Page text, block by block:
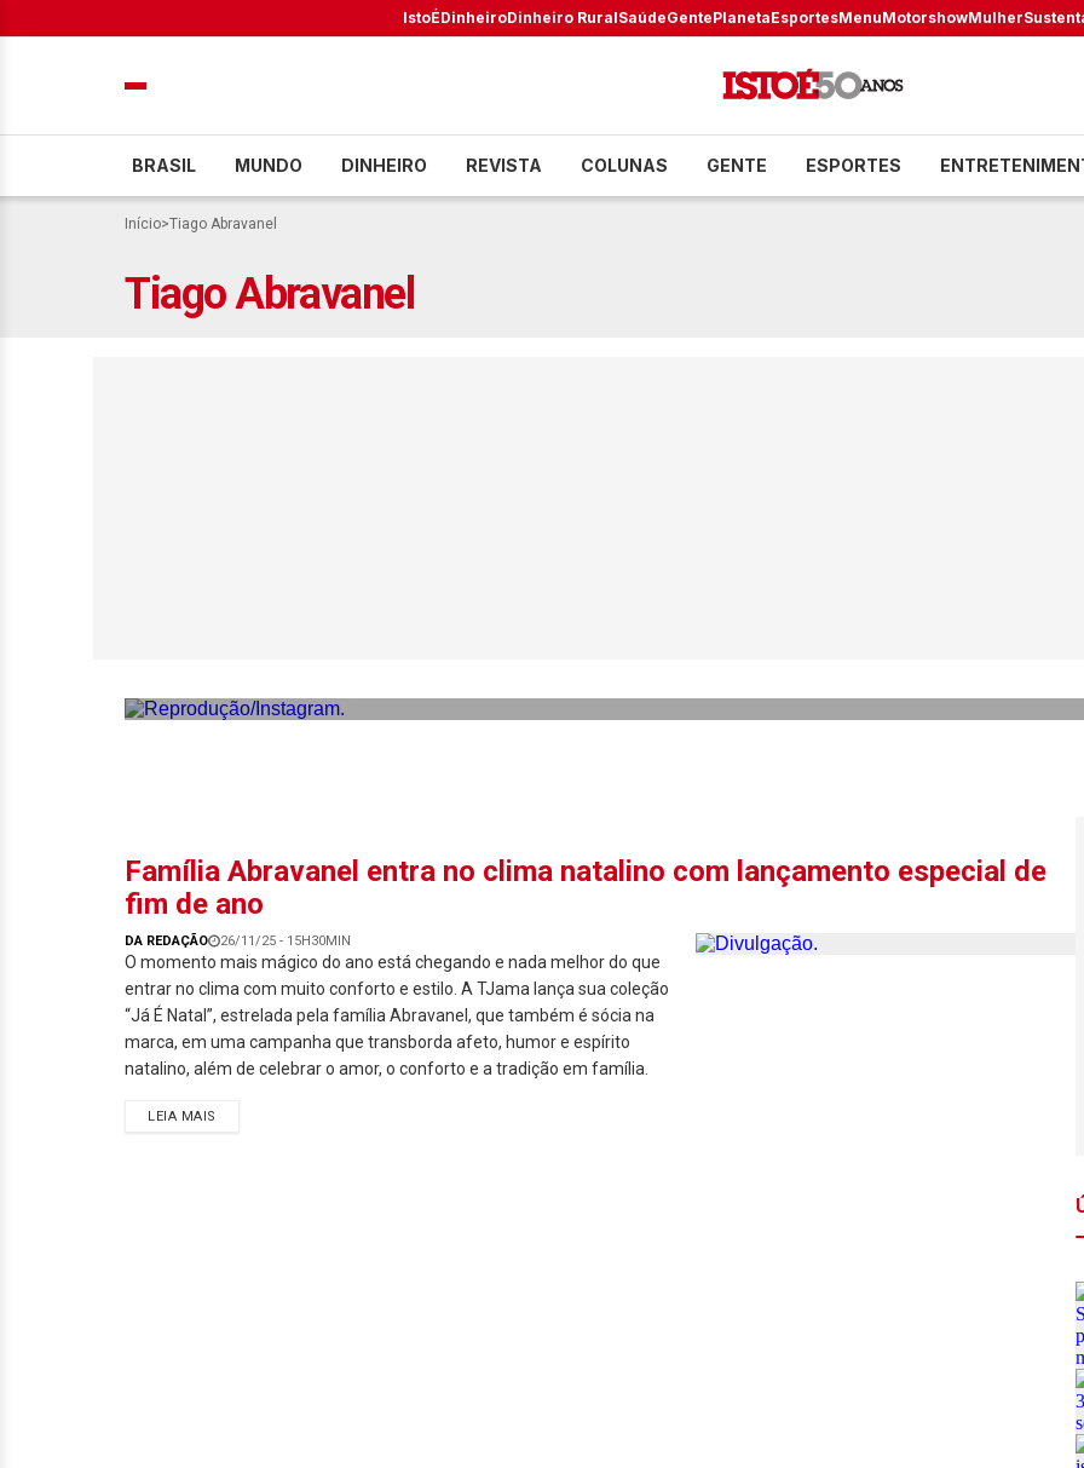
IstoÉDinheiroDinheiro RuralSaúdeGentePlanetaEsportesMenuMotorshowMulher
BRASIL MUNDO DINHEIRO REVISTA COLUNAS GENTE ESPORTES
Início>Tiago Abravanel
Tiago Abravanel
Família Abravanel entra no clima natalino com lançamento especial de
fim de ano
DA REDAÇÃO 26/11/25 - 15H30MIN
O momento mais mágico do ano está chegando e nada melhor do que
entrar no clima com muito conforto e estilo. A TJama lança sua coleção
“Já É Natal”, estrelada pela família Abravanel, que também é sócia na
marca, em uma campanha que transborda afeto, humor e espírito
natalino, além de celebrar o amor, o conforto e a tradição em família.
LEIA MAIS